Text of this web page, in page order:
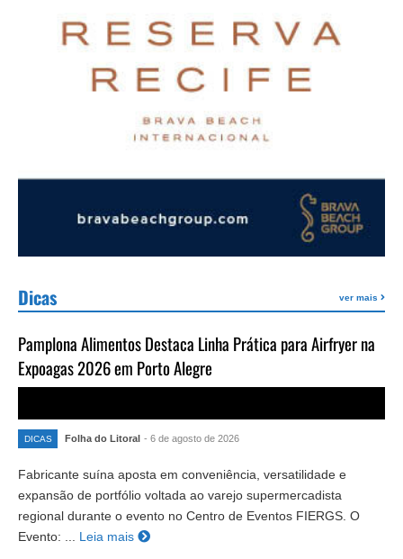
Dicas ver mais
Pamplona Alimentos Destaca Linha Prática para Airfryer na
Expoagas 2026 em Porto Alegre
DICAS Folha do Litoral - 6 de agosto de 2026
Fabricante suína aposta em conveniência, versatilidade e
expansão de portfólio voltada ao varejo supermercadista
regional durante o evento no Centro de Eventos FIERGS. O
Evento: ...
Leia mais